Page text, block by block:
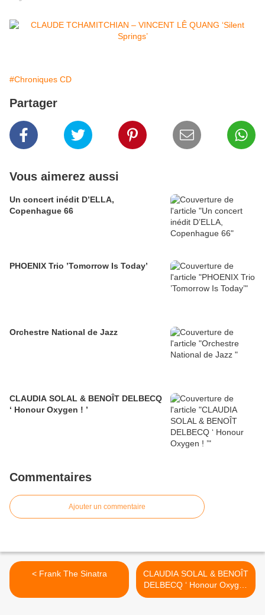
#Chroniques CD
Partager
Vous aimerez aussi
Un concert inédit D’ELLA,
Copenhague 66
PHOENIX Trio ’Tomorrow Is Today’
Orchestre National de Jazz
CLAUDIA SOLAL & BENOÎT DELBECQ
‘ Honour Oxygen ! ’
Commentaires
Ajouter un commentaire
< Frank The Sinatra
CLAUDIA SOLAL & BENOÎT
DELBECQ ‘ Honour Oxygen
! ’ >